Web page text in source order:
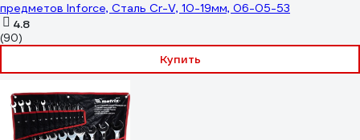
предметов Inforce, Сталь Cr-V, 10-19мм, 06-05-53
4.8
(90)
Купить